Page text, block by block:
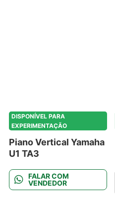
DISPONÍVEL PARA
EXPERIMENTAÇÃO
Piano Vertical Yamaha
U1 TA3
FALAR COM
VENDEDOR